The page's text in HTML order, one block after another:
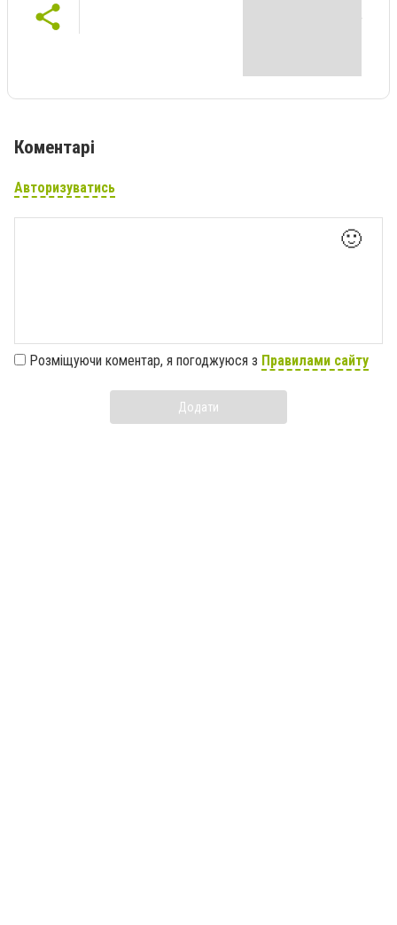
Коментарі
Авторизуватись
🙂
Розміщуючи коментар, я погоджуюся з Правилами сайту
Додати